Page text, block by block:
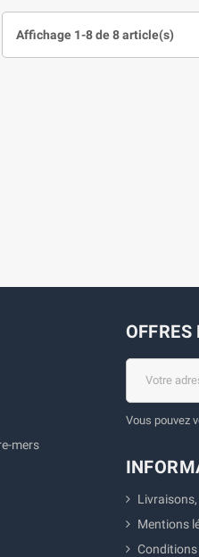
Affichage 1-8 de 8 article(s)
mers
OFFRES
Vous pouvez
Mentions
Conditions